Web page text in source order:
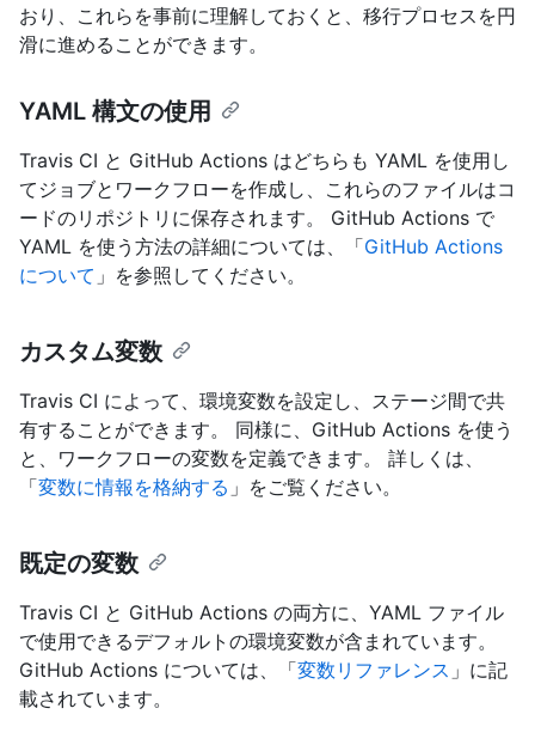
おり、これらを事前に理解しておくと、移行プロセスを円
滑に進めることができます。
YAML 構文の使用
Travis CI と GitHub Actions はどちらも YAML を使用し
てジョブとワークフローを作成し、これらのファイルはコ
ードのリポジトリに保存されます。 GitHub Actions で
YAML を使う方法の詳細については、「GitHub Actions
について 」を参照してください。
カスタム変数
Travis CI によって、環境変数を設定し、ステージ間で共
有することができます。 同様に、GitHub Actions を使う
と、ワークフローの変数を定義できます。 詳しくは、
「変数に情報を格納する 」をご覧ください。
既定の変数
Travis CI と GitHub Actions の両方に、YAML ファイル
で使用できるデフォルトの環境変数が含まれています。
GitHub Actions については、「変数リファレンス 」に記
載されています。